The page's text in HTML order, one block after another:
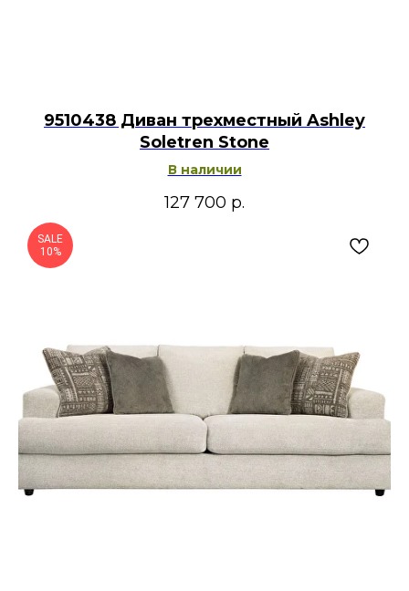
9510438 Диван трехместный Ashley
Soletren Stone
В наличии
127 700 р.
SALE
10%